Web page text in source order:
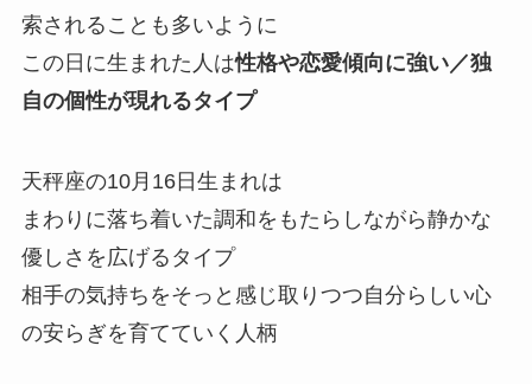
索されることも多いように
この日に生まれた人は性格や恋愛傾向に強い／独
自の個性が現れるタイプ
天秤座の10月16日生まれは
まわりに落ち着いた調和をもたらしながら静かな
優しさを広げるタイプ
相手の気持ちをそっと感じ取りつつ自分らしい心
の安らぎを育てていく人柄